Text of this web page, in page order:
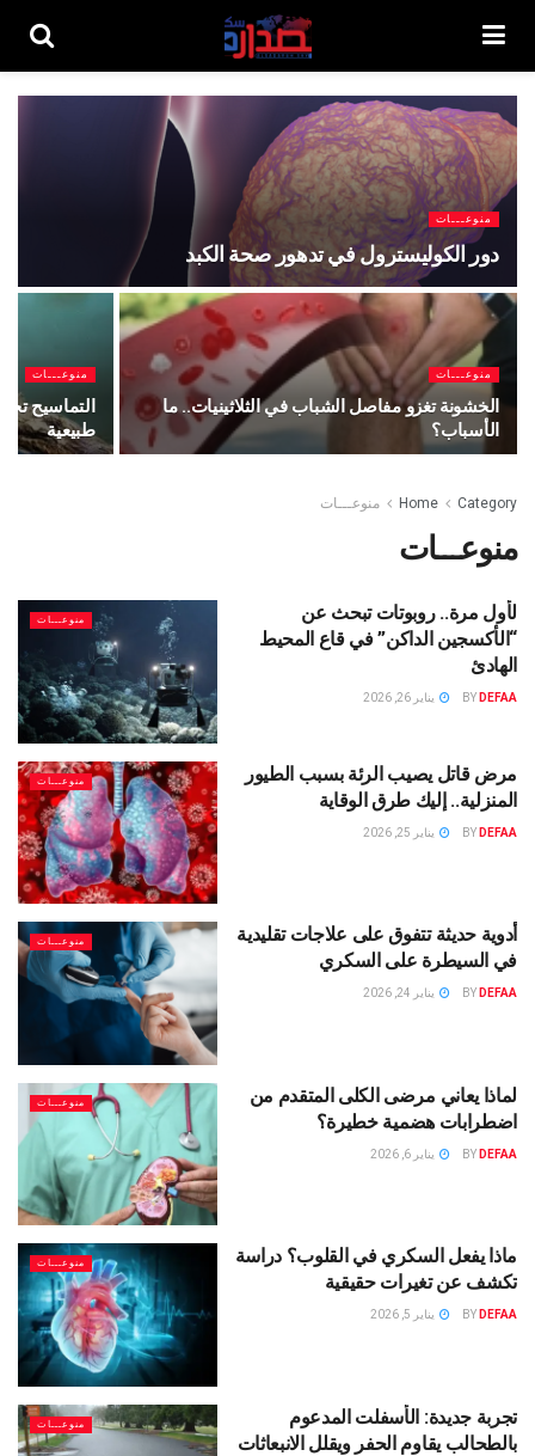
منوعـــات
دور الكوليسترول في تدهور صحة الكبد
منوعـــات
الخشونة تغزو مفاصل الشباب في الثلاثينيات.. ما
الأسباب؟
منوعـــات
التماسيح
طبيعية
Home Category منوعـــات
منوعـــات
منوعـــات
لأول مرة.. روبوتات تبحث عن
“الأكسجين الداكن” في قاع المحيط
الهادئ
BY DEFAA يناير 26, 2026
منوعـــات
مرض قاتل يصيب الرئة بسبب الطيور
المنزلية.. إليك طرق الوقاية
BY DEFAA يناير 25, 2026
منوعـــات
أدوية حديثة تتفوق على علاجات تقليدية
في السيطرة على السكري
BY DEFAA يناير 24, 2026
منوعـــات
لماذا يعاني مرضى الكلى المتقدم من
اضطرابات هضمية خطيرة؟
BY DEFAA يناير 6, 2026
منوعـــات
ماذا يفعل السكري في القلوب؟ دراسة
تكشف عن تغيرات حقيقية
BY DEFAA يناير 5, 2026
منوعـــات
تجربة جديدة: الأسفلت المدعوم
بالطحالب يقاوم الحفر ويقلل الانبعاثات